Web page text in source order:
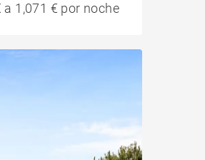
a 1,071 € por noche